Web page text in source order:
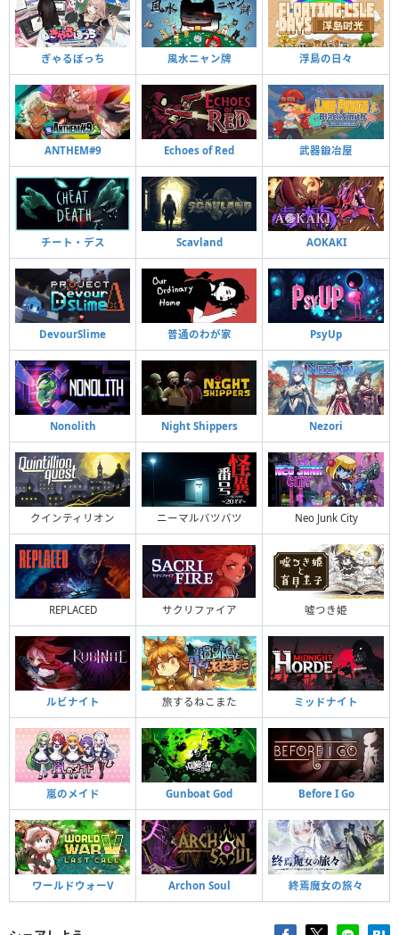
ぎゃるぼっち 風水ニャン牌 浮島の日々
ANTHEM#9 Echoes of Red 武器鍛冶屋
チート・デス Scavland AOKAKI
DevourSlime 普通のわが家 PsyUp
Nonolith Night Shippers Nezori
クインティリオン ニーマルバツバツ Neo Junk City
REPLACED サクリファイア 噓つき姫
ルビナイト 旅するねこまた ミッドナイト
嵐のメイド Gunboat God Before I Go
ワールドウォーV Archon Soul 終焉魔女の旅々